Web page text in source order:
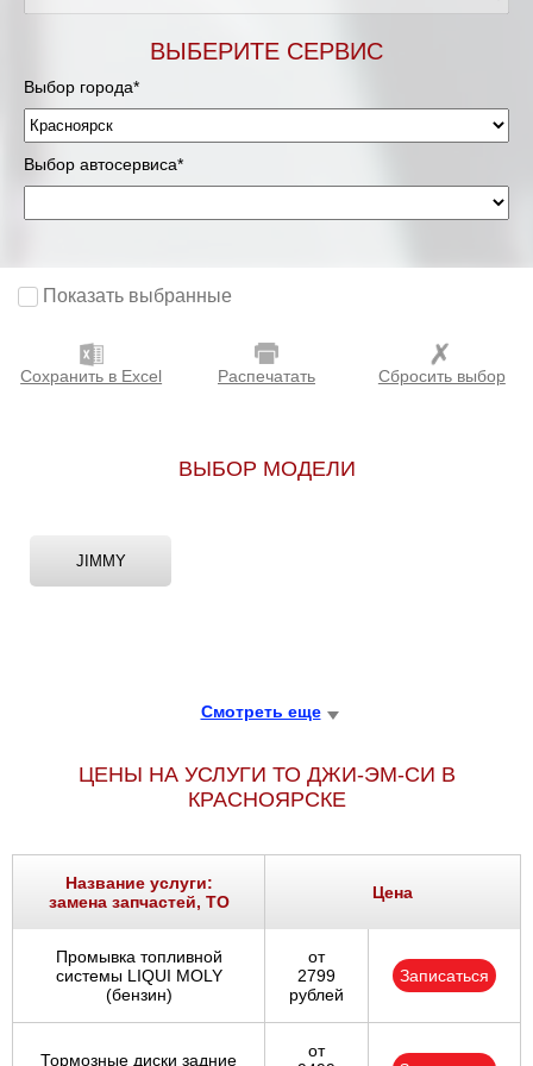
ВЫБЕРИТЕ СЕРВИС
Выбор города*
Выбор автосервиса*
Показать выбранные
Сохранить в Excel Распечатать Сбросить выбор
ВЫБОР МОДЕЛИ
JIMMY
Смотреть еще
ЦЕНЫ НА УСЛУГИ ТО ДЖИ-ЭМ-СИ В
КРАСНОЯРСКЕ
Название услуги:
замена запчастей, ТО
Цена
Промывка топливной
системы LIQUI MOLY
(бензин)
от
2799
рублей
Записаться
Тормозные диски задние
от